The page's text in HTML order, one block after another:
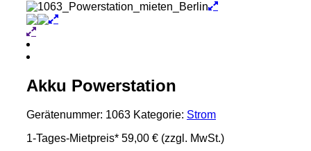
Akku Powerstation
Gerätenummer: 1063 Kategorie: Strom
1-Tages-Mietpreis* 59,00 € (zzgl. MwSt.)